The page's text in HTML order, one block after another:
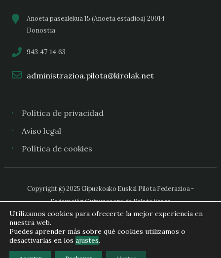
Anoeta pasealekua 15 (Anoeta estadioa) 20014
Donostia
943 47 14 63
administrazioa.pilota@kirolak.net
Política de privacidad
Aviso legal
Política de cookies
Copyright (c) 2025 Gipuzkoako Euskal Pilota Federazioa -
Federación Guipuzcoana de Pelota Vasca
Utilizamos cookies para ofrecerte la mejor experiencia en
nuestra web.
Puedes aprender más sobre qué cookies utilizamos o
desactivarlas en los ajustes.